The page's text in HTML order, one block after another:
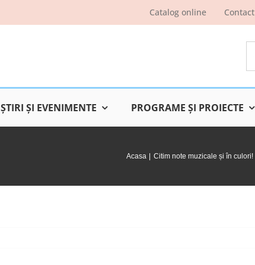
Catalog online Contact
ŞTIRI ŞI EVENIMENTE PROGRAME ŞI PROIECTE
Acasa Citim note muzicale și în culori!